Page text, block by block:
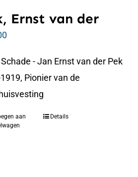
Ernst van der
- Jan Ernst van der Pek
Pionier van de
aan
Details